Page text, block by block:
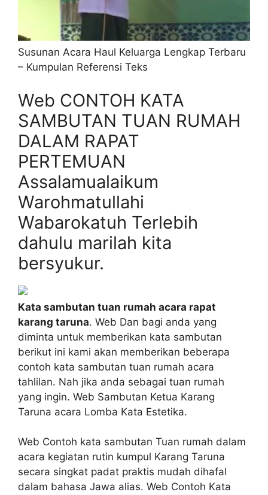
Susunan Acara Haul Keluarga Lengkap Terbaru
– Kumpulan Referensi Teks
Web CONTOH KATA
SAMBUTAN TUAN RUMAH
DALAM RAPAT
PERTEMUAN
Assalamualaikum
Warohmatullahi
Wabarokatuh Terlebih
dahulu marilah kita
bersyukur.
Kata sambutan tuan rumah acara rapat
karang taruna. Web Dan bagi anda yang
diminta untuk memberikan kata sambutan
berikut ini kami akan memberikan beberapa
contoh kata sambutan tuan rumah acara
tahlilan. Nah jika anda sebagai tuan rumah
yang ingin. Web Sambutan Ketua Karang
Taruna acara Lomba Kata Estetika.
Web Contoh kata sambutan Tuan rumah dalam
acara kegiatan rutin kumpul Karang Taruna
secara singkat padat praktis mudah dihafal
dalam bahasa Jawa alias. Web Contoh Kata